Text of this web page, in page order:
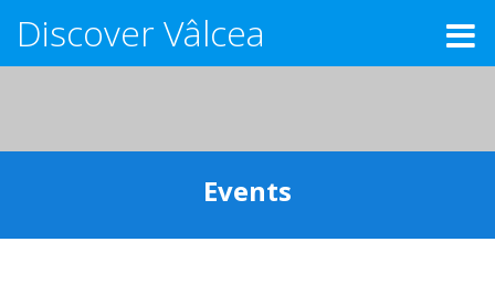
Discover Vâlcea
Events